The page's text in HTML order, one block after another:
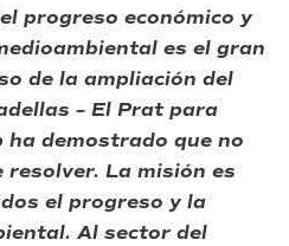
progreso económico y
es el gran
de la ampliación del
– El Prat para
demostrado que no
La misión es
el progreso y la
Al sector del